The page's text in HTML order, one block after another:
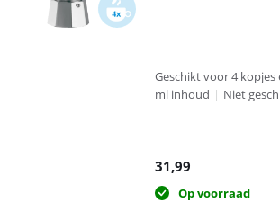
Geschikt voor 4 kopjes
ml inhoud | Niet
31,99
Op voorraad